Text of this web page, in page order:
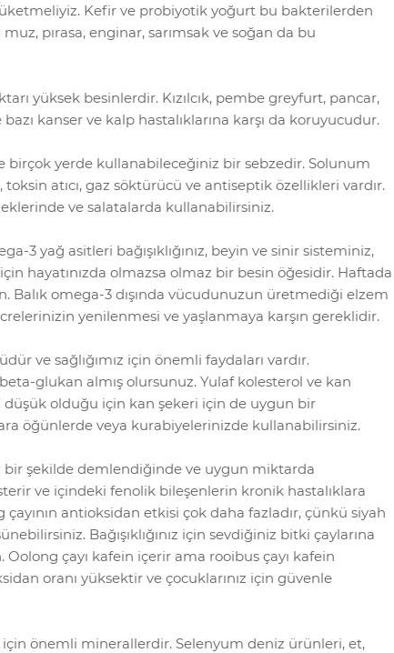
Kefir ve probiyotik yoğurt bu bakterilerden
pırasa, enginar, sarımsak ve soğan da bu
yüksek besinlerdir. Kızılcık, pembe greyfurt, pancar,
kanser ve kalp hastalıklarına karşı da koruyucudur.
birçok yerde kullanabileceğiniz bir sebzedir. Solunum
toksin atıcı, gaz söktürücü ve antiseptik özellikleri vardır.
ve salatalarda kullanabilirsiniz.
3 yağ asitleri bağışıklığınız, beyin ve sinir sisteminiz,
hayatınızda olmazsa olmaz bir besin öğesidir. Haftada
Balık omega-3 dışında vücudunuzun üretmediği elzem
yenilenmesi ve yaşlanmaya karşın gereklidir.
ve sağlığımız için önemli faydaları vardır.
glukan almış olursunuz. Yulaf kolesterol ve kan
düşük olduğu için kan şekeri için de uygun bir
öğünlerde veya kurabiyelerinizde kullanabilirsiniz.
bir şekilde demlendiğinde ve uygun miktarda
ve içindeki fenolik bileşenlerin kronik hastalıklara
çayının antioksidan etkisi çok daha fazladır, çünkü siyah
Bağışıklığınız için sevdiğiniz bitki çaylarına
Oolong çayı kafein içerir ama rooibus çayı kafein
oranı yüksektir ve çocuklarınız için güvenle
için önemli minerallerdir. Selenyum deniz ürünleri, et,